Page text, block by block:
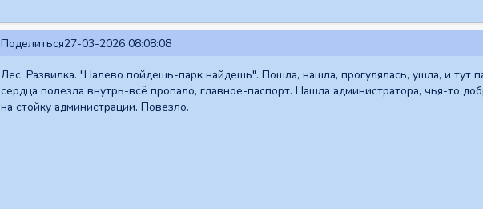
Поделиться27-03-2026 08:08:08
Лес. Развилка. "Налево пойдешь-парк найдешь". Пошла, нашла, прогулялась, ушла, и тут
сердца полезла внутрь-всё пропало, главное-паспорт. Нашла администратора, чья-то
на стойку администрации. Повезло.